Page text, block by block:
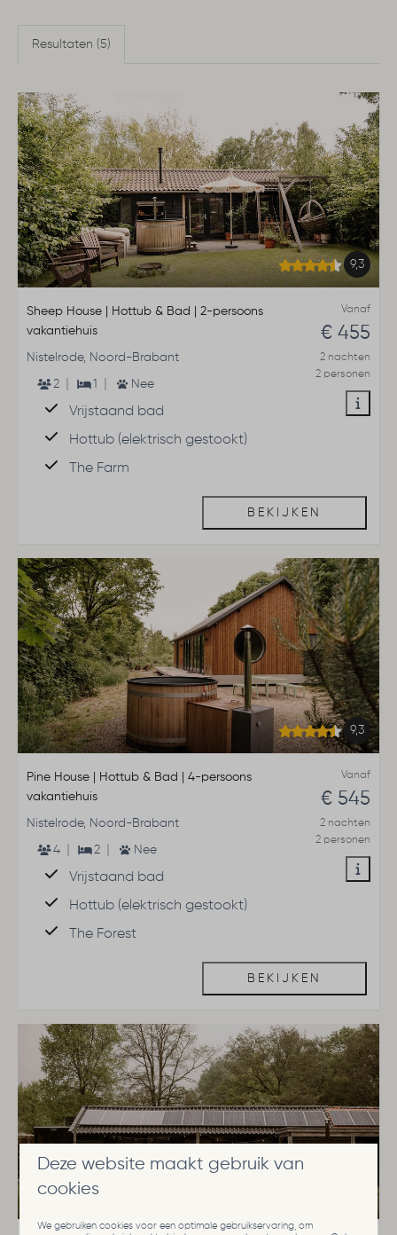
Resultaten (5)
9,3
Vanaf
€ 455
2 nachten
2 personen
Sheep House | Hottub & Bad | 2-persoons
vakantiehuis
Nistelrode, Noord-Brabant
2 1 Nee
Vrijstaand bad
Hottub (elektrisch gestookt)
The Farm
BEKIJKEN
9,3
Vanaf
€ 545
2 nachten
2 personen
Pine House | Hottub & Bad | 4-persoons
vakantiehuis
Nistelrode, Noord-Brabant
4 2 Nee
Vrijstaand bad
Hottub (elektrisch gestookt)
The Forest
BEKIJKEN
Deze website maakt gebruik van
cookies
We gebruiken cookies voor een optimale gebruikservaring, om